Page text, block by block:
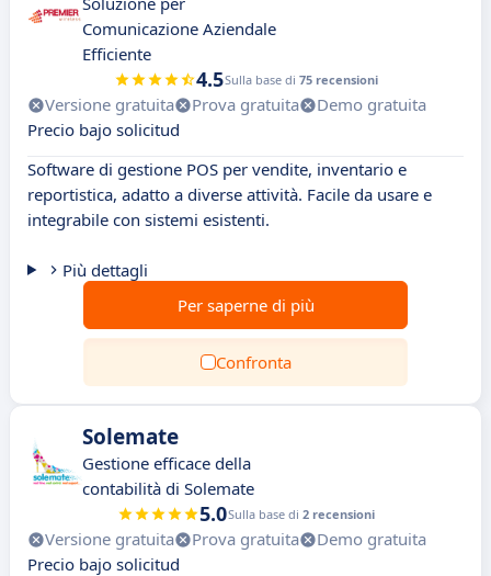
Comunicazione Aziendale
Efficiente
4.5Sulla base di 75 recensioni
Versione gratuita Prova gratuita
Demo gratuita
Precio bajo solicitud
Software di gestione POS per vendite, inventario e
reportistica, adatto a diverse attività. Facile da usare e
integrabile con sistemi esistenti.
Più dettagli
Per saperne di più
Confronta
Solemate
Gestione efficace della
contabilità di Solemate
5.0Sulla base di 2 recensioni
Versione gratuita Prova gratuita
Demo gratuita
Precio bajo solicitud